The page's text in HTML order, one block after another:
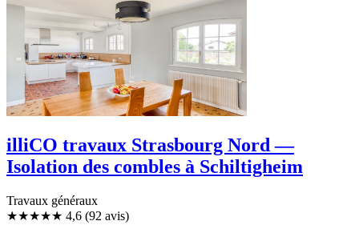
illiCO travaux Strasbourg Nord —
Isolation des combles à Schiltigheim
Travaux généraux
★★★★★ 4,6 (92 avis)